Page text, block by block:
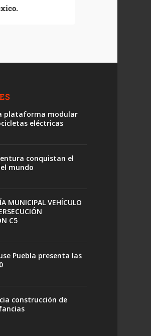
plataforma modular
eléctricas
conquistan el
mundo
MUNICIPAL VEHÍCULO
C5
Puebla presenta las
construcción de